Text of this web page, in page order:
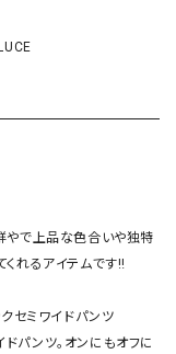
やで上品な色合いや独特
れるアイテムです‼️
セミワイドパンツ
パンツ。オンにもオフに